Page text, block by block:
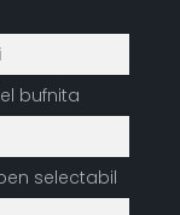
bufnita
selectabil